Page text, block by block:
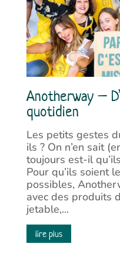
Anotherway –
quotidien
Les petits gestes
ils ? On n’en sait
toujours est-il
Pour qu’ils soient
possibles,
avec des produits
jetable,...
lire plus